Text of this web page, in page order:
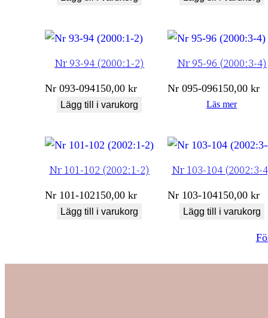
Nr 93-94 (2000:1-2)
Nr 093-094150,00kr
Lägg till i varukorg
Nr 95-96 (2000:3-4)
Nr 095-096150,00 kr
Läs mer
Nr 101-102 (2002:1-2)
Nr 101-102150,00kr
Lägg till i varukorg
Nr 103-104 (2002:3-
Nr 103-104150,00 kr
Lägg till i varukorg